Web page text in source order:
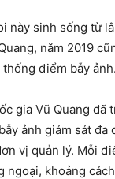
này sinh sống từ
năm 2019
điểm bẫy ảnh.
gia Vũ Quang đã
ảnh giám sát đa
vị quản lý. Mỗi
ngoại, khoảng